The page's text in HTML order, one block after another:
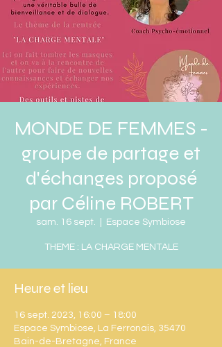
MONDE DE FEMMES -
groupe de partage et
d'échanges proposé
par Céline ROBERT
sam. 16 sept. Espace Symbiose
THEME : LA CHARGE MENTALE
Heure et lieu
16 sept. 2023, 16:00 – 18:00
Espace Symbiose, La Ferronais, 35470
Bain-de-Bretagne, France